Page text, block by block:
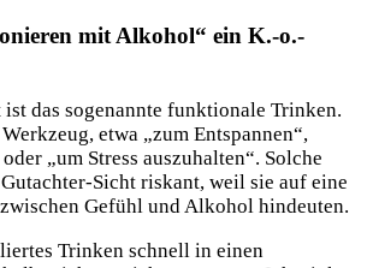
mit Alkohol“ ein K.-o.-
das sogenannte funktionale Trinken.
etwa „zum Entspannen“,
„um Stress auszuhalten“. Solche
Sicht riskant, weil sie auf eine
Gefühl und Alkohol hindeuten.
Trinken schnell in einen